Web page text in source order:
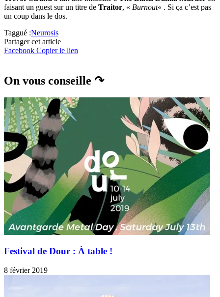
faisant un guest sur un titre de Traitor, « Burnout« . Si ça c’est pas
un coup dans le dos.
Taggué :Neurosis
Partager cet article
Facebook Copier le lien
On vous conseille ↷
Festival de Dour : À table !
8 février 2019